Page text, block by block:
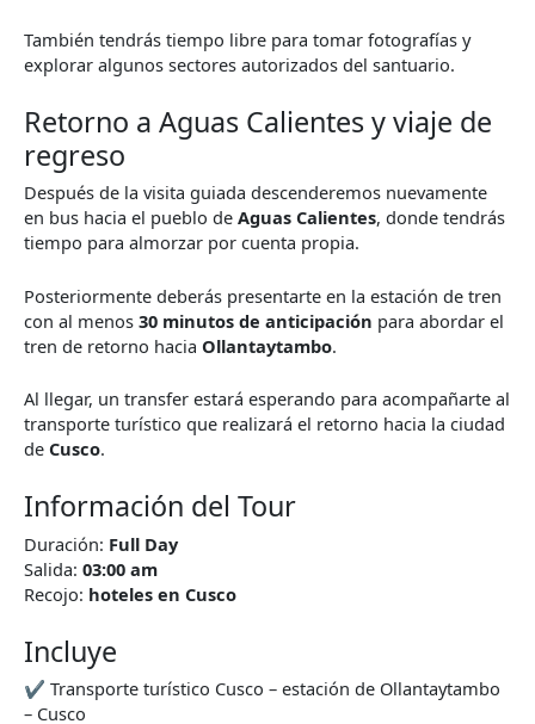
También tendrás tiempo libre para tomar fotografías y
explorar algunos sectores autorizados del santuario.
Retorno a Aguas Calientes y viaje de
regreso
Después de la visita guiada descenderemos nuevamente
en bus hacia el pueblo de Aguas Calientes, donde tendrás
tiempo para almorzar por cuenta propia.
Posteriormente deberás presentarte en la estación de tren
con al menos 30 minutos de anticipación para abordar el
tren de retorno hacia Ollantaytambo.
Al llegar, un transfer estará esperando para acompañarte al
transporte turístico que realizará el retorno hacia la ciudad
de Cusco.
Información del Tour
Duración: Full Day
Salida: 03:00 am
Recojo: hoteles en Cusco
Incluye
✔ Transporte turístico Cusco – estación de Ollantaytambo
– Cusco